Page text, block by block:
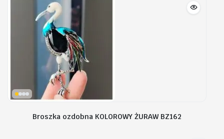
Broszka ozdobna KOLOROWY ŻURAW BZ162